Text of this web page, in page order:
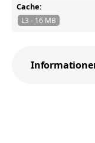
Cache:
L3 - 16 MB